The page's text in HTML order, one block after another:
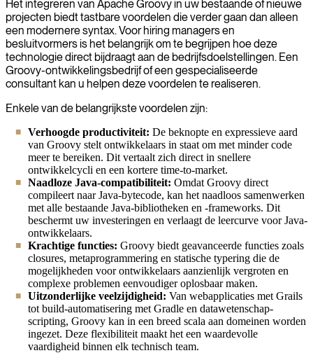
Het integreren van Apache Groovy in uw bestaande of nieuwe
projecten biedt tastbare voordelen die verder gaan dan alleen
een modernere syntax. Voor hiring managers en
besluitvormers is het belangrijk om te begrijpen hoe deze
technologie direct bijdraagt aan de bedrijfsdoelstellingen. Een
Groovy-ontwikkelingsbedrijf of een gespecialiseerde
consultant kan u helpen deze voordelen te realiseren.
Enkele van de belangrijkste voordelen zijn:
Verhoogde productiviteit: De beknopte en expressieve aard
van Groovy stelt ontwikkelaars in staat om met minder code
meer te bereiken. Dit vertaalt zich direct in snellere
ontwikkelcycli en een kortere time-to-market.
Naadloze Java-compatibiliteit: Omdat Groovy direct
compileert naar Java-bytecode, kan het naadloos samenwerken
met alle bestaande Java-bibliotheken en -frameworks. Dit
beschermt uw investeringen en verlaagt de leercurve voor Java-
ontwikkelaars.
Krachtige functies: Groovy biedt geavanceerde functies zoals
closures, metaprogrammering en statische typering die de
mogelijkheden voor ontwikkelaars aanzienlijk vergroten en
complexe problemen eenvoudiger oplosbaar maken.
Uitzonderlijke veelzijdigheid: Van webapplicaties met Grails
tot build-automatisering met Gradle en datawetenschap-
scripting, Groovy kan in een breed scala aan domeinen worden
ingezet. Deze flexibiliteit maakt het een waardevolle
vaardigheid binnen elk technisch team.